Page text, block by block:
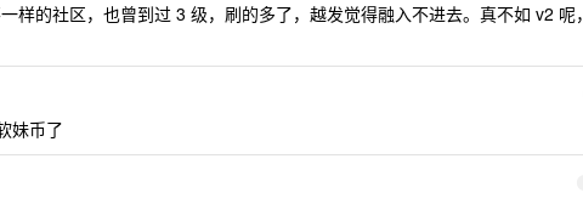
样的社区，也曾到过 3 级，刷的多了，越发觉得融入不进去。真不如 v2 呢，
妹币了